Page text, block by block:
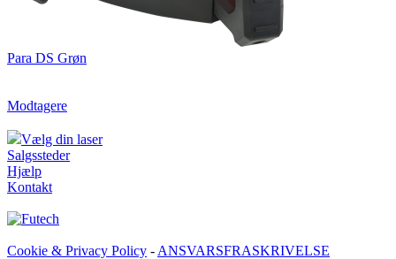
Para DS Grøn
Modtagere
Vælg din laser
Salgssteder
Hjælp
Kontakt
Cookie & Privacy Policy - ANSVARSFRASKRIVELSE